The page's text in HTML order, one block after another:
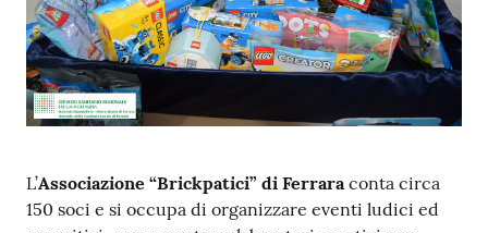
a
r
e
n
t
Fornitori
L’Associazione “Brickpatici” di Ferraraconta circa
150 soci e si occupa di organizzare eventi ludici ed